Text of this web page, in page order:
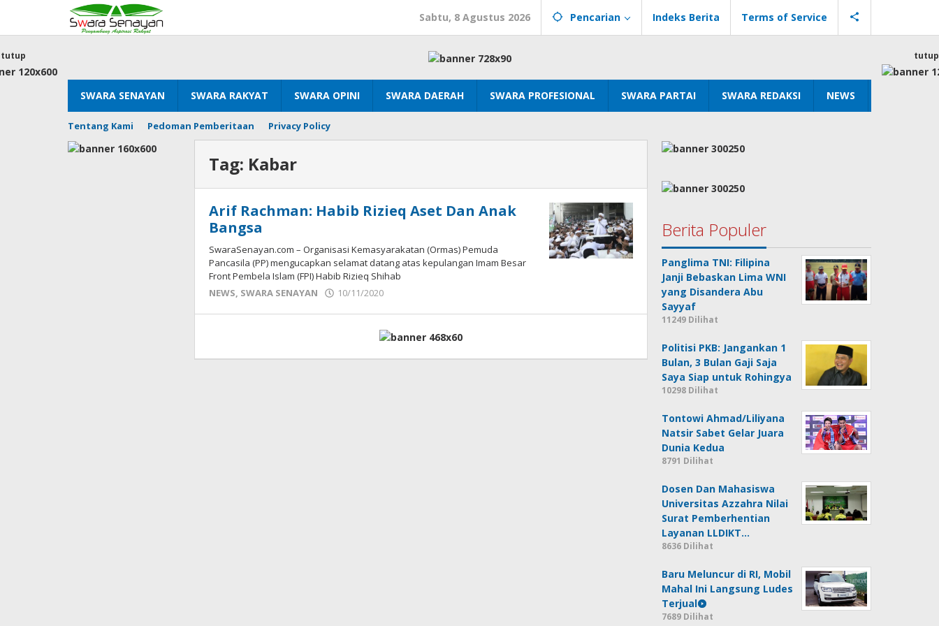
konten
Sabtu, 8 Agustus 2026 Pencarian Indeks Berita Terms of Service
SWARA SENAYAN SWARA RAKYAT SWARA OPINI SWARA DAERAH SWARA PROFESIONAL SWARA PARTAI SWARA REDAKSI NEWS
Tentang Kami Pedoman Pemberitaan Privacy Policy
tutup tutup
Tag: Kabar
Arif Rachman: Habib Rizieq Aset Dan Anak
Bangsa
SwaraSenayan.com – Organisasi Kemasyarakatan (Ormas) Pemuda
Pancasila (PP) mengucapkan selamat datang atas kepulangan Imam Besar
Front Pembela Islam (FPI) Habib Rizieq Shihab
NEWS, SWARA SENAYAN 10/11/2020
Berita Populer
Panglima TNI: Filipina
Janji Bebaskan Lima WNI
yang Disandera Abu
Sayyaf
11249 Dilihat
Politisi PKB: Jangankan 1
Bulan, 3 Bulan Gaji Saja
Saya Siap untuk Rohingya
10298 Dilihat
Tontowi Ahmad/Liliyana
Natsir Sabet Gelar Juara
Dunia Kedua
8791 Dilihat
Dosen Dan Mahasiswa
Universitas Azzahra Nilai
Surat Pemberhentian
Layanan LLDIKT…
8636 Dilihat
Baru Meluncur di RI, Mobil
Mahal Ini Langsung Ludes
Terjual
7689 Dilihat